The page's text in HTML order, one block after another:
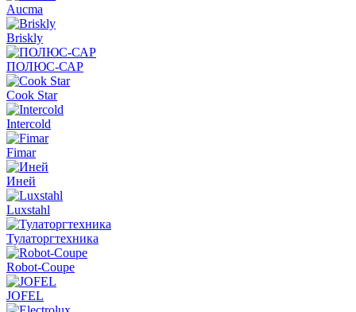
Aucma
Briskly
ПОЛЮС-САР
Cook Star
Intercold
Fimar
Иней
Luxstahl
Тулаторгтехника
Robot-Coupe
JOFEL